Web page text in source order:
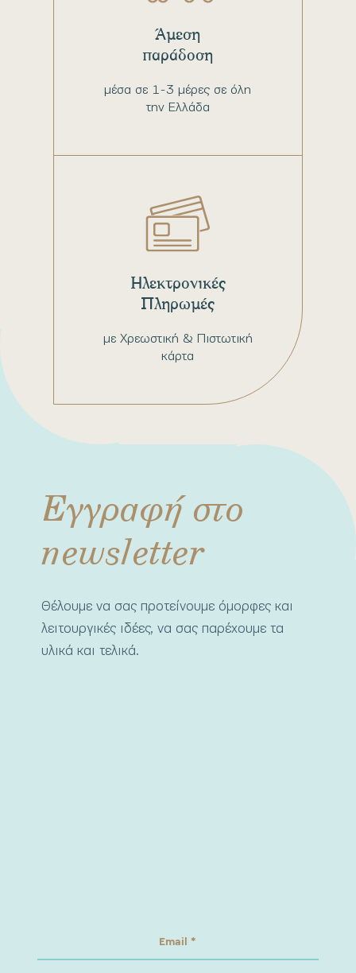
μέσα σε 1-3 μέρες σε όλη
την Ελλάδα
Άμεση
παράδοση
με Χρεωστική & Πιστωτική
κάρτα
Ηλεκτρονικές
Πληρωμές
Εγγραφή στο
newsletter
Θέλουμε να σας προτείνουμε όμορφες και
λειτουργικές ιδέες, να σας παρέχουμε τα
υλικά και τελικά.